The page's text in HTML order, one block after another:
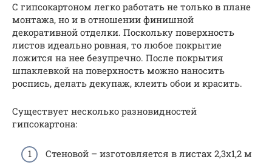
С гипсокартоном легко работать не только в плане
монтажа, но и в отношении финишной
декоративной отделки. Поскольку поверхность
листов идеально ровная, то любое покрытие
ложится на нее безупречно. После покрытия
шпаклевкой на поверхность можно наносить
роспись, делать декупаж, клеить обои и красить.
Существует несколько разновидностей
гипсокартона:
Стеновой – изготовляется в листах 2,3х1,2 м